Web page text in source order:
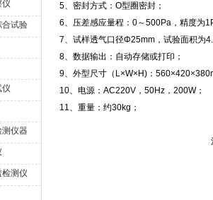
仪
合试验
仪
测仪器
测仪
5、密封方式：O型圈密封；
6、压差感应量程：0～500Pa，精度为
7、试样透气口径Φ25mm，试验面积为
8、数据输出：自动存储或打印；
9、外型尺寸（L×W×H)：
10、电源：AC220V，50Hz，200W；
11、重量：约30kg；